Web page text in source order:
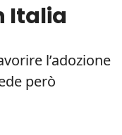
Italia
l’adozione
però